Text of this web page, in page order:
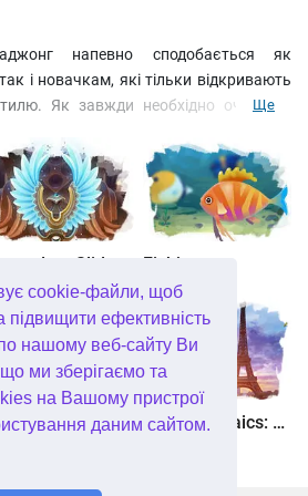
cookie-файли, щоб
підвищити ефективність
по нашому веб-сайту Ви
ми зберігаємо та
на Вашому пристрої
даним сайтом.
напевно сподобається як
і новачкам, які тільки відкривають
Як завжди необхідно очистити
тут є спеціальні фішки, прибравши
від східних мудреців з вчення фен-шуй.
приберете з ігрового поля, тим більше
у будь-який момент можна подивитися
проходження – Шлях мудреця,
приємне звукове оформлення,
на задньому плані – все це
та насолоджуйтесь!
Ще
Slide Fishjong
Пас'янс Білосніжка. Зачароване королівство Travel Mosaics: A Paris Tour